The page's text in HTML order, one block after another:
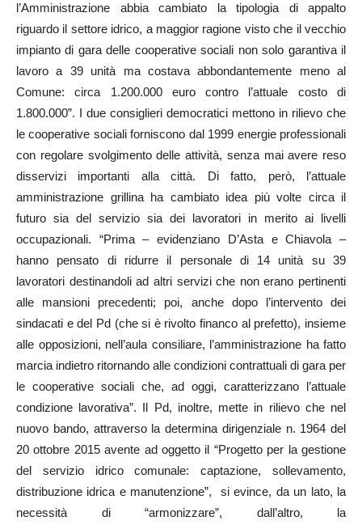
l’Amministrazione abbia cambiato la tipologia di appalto
riguardo il settore idrico, a maggior ragione visto che il vecchio
impianto di gara delle cooperative sociali non solo garantiva il
lavoro a 39 unità ma costava abbondantemente meno al
Comune: circa 1.200.000 euro contro l’attuale costo di
1.800.000”. I due consiglieri democratici mettono in rilievo che
le cooperative sociali forniscono dal 1999 energie professionali
con regolare svolgimento delle attività, senza mai avere reso
disservizi importanti alla città. Di fatto, però, l’attuale
amministrazione grillina ha cambiato idea più volte circa il
futuro sia del servizio sia dei lavoratori in merito ai livelli
occupazionali. “Prima – evidenziano D’Asta e Chiavola –
hanno pensato di ridurre il personale di 14 unità su 39
lavoratori destinandoli ad altri servizi che non erano pertinenti
alle mansioni precedenti; poi, anche dopo l’intervento dei
sindacati e del Pd (che si è rivolto financo al prefetto), insieme
alle opposizioni, nell’aula consiliare, l’amministrazione ha fatto
marcia indietro ritornando alle condizioni contrattuali di gara per
le cooperative sociali che, ad oggi, caratterizzano l’attuale
condizione lavorativa”. Il Pd, inoltre, mette in rilievo che nel
nuovo bando, attraverso la determina dirigenziale n. 1964 del
20 ottobre 2015 avente ad oggetto il “Progetto per la gestione
del servizio idrico comunale: captazione, sollevamento,
distribuzione idrica e manutenzione”, si evince, da un lato, la
necessità di “armonizzare”, dall’altro, la